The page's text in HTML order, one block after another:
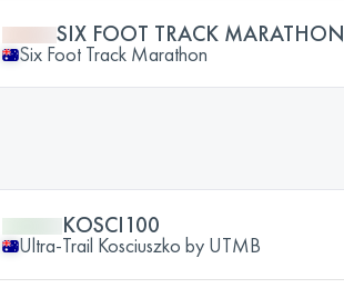
SIX FOOT TRACK MARATHON
Six Foot Track Marathon
KOSCI100
Ultra-Trail Kosciuszko by UTMB